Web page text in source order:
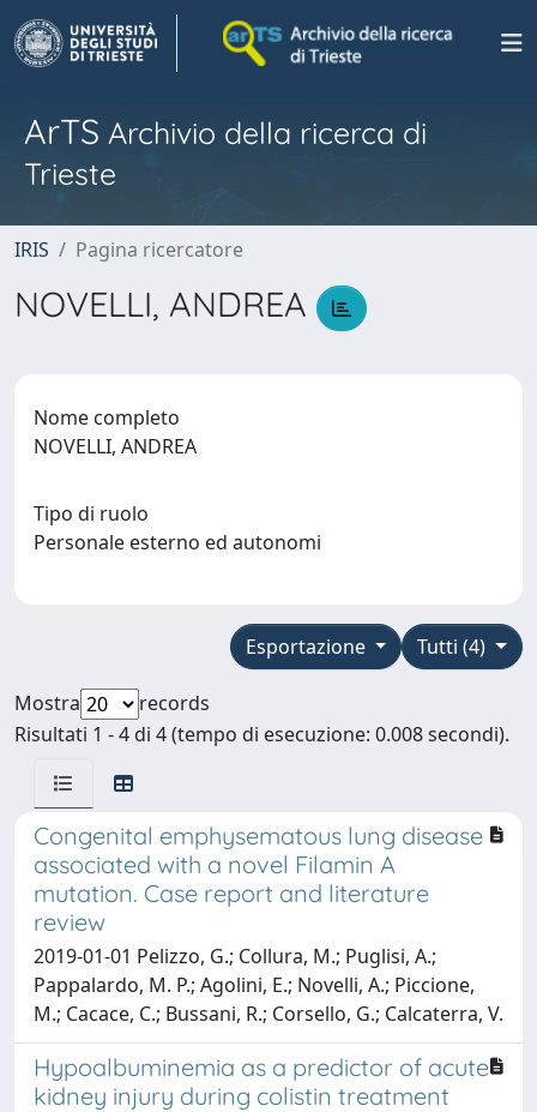
ArTS Archivio della ricerca di
Trieste
IRIS Pagina ricercatore
NOVELLI, ANDREA
Nome completo
NOVELLI, ANDREA
Tipo di ruolo
Personale esterno ed autonomi
Tutti (4)
Esportazione
Mostra
records
Risultati 1 - 4 di 4 (tempo di esecuzione: 0.008 secondi).
Congenital emphysematous lung disease
associated with a novel Filamin A
mutation. Case report and literature
review
2019-01-01 Pelizzo, G.; Collura, M.; Puglisi, A.;
Pappalardo, M. P.; Agolini, E.; Novelli, A.; Piccione,
M.; Cacace, C.; Bussani, R.; Corsello, G.; Calcaterra, V.
Hypoalbuminemia as a predictor of acute
kidney injury during colistin treatment